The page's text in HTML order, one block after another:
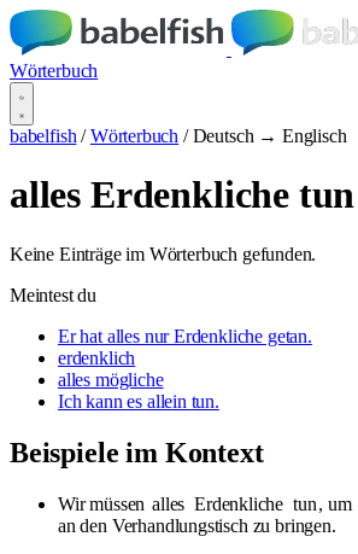
Wörterbuch
babelfish / Wörterbuch / Deutsch → Englisch
alles Erdenkliche tun
Keine Einträge im Wörterbuch gefunden.
Meintest du
Er hat alles nur Erdenkliche getan.
erdenklich
alles mögliche
Ich kann es allein tun.
Beispiele im Kontext
Wir müssen alles Erdenkliche tun, um
an den Verhandlungstisch zu bringen.